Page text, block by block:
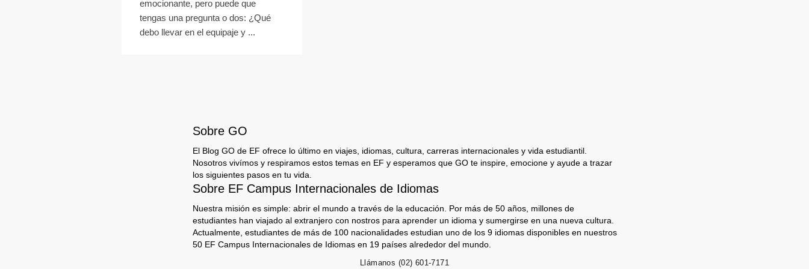
emocionante, pero puede que
tengas una pregunta o dos: ¿Qué
debo llevar en el equipaje y ...
Sobre GO
El Blog GO de EF ofrece lo último en viajes, idiomas, cultura, carreras internacionales y vida estudiantil.
Nosotros vivímos y respiramos estos temas en EF y esperamos que GO te inspire, emocione y ayude a trazar
los siguientes pasos en tu vida.
Sobre EF Campus Internacionales de Idiomas
Nuestra misión es simple: abrir el mundo a través de la educación. Por más de 50 años, millones de
estudiantes han viajado al extranjero con nostros para aprender un idioma y sumergirse en una nueva cultura.
Actualmente, estudiantes de más de 100 nacionalidades estudian uno de los 9 idiomas disponibles en nuestros
50 EF Campus Internacionales de Idiomas en 19 países alrededor del mundo.
Llámanos (02) 601-7171